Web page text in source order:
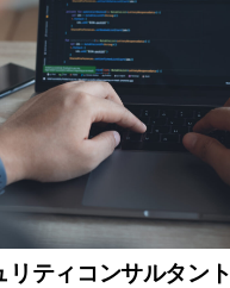
リティコンサルタント